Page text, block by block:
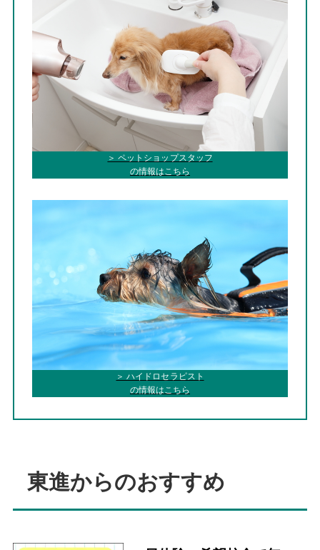
＞ ペットショップスタッフ
の情報はこちら
＞ ハイドロセラピスト
の情報はこちら
東進からのおすすめ